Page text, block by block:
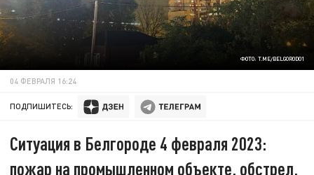
ФОТО: T.ME/BELGOROD01
04 ФЕВРАЛЯ 16:24
ПОДПИШИТЕСЬ:
Ситуация в Белгороде 4 февраля 2023:
пожар на промышленном объекте, обстрел,